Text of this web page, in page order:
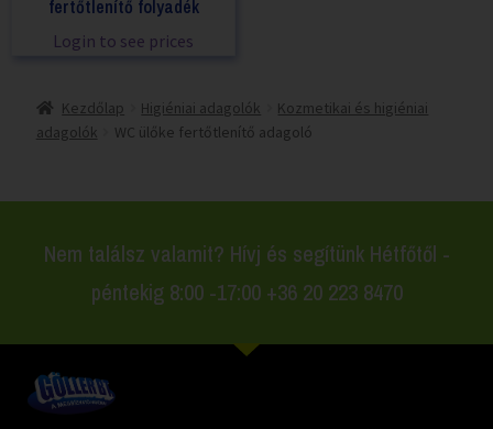
fertőtlenítő folyadék
Login to see prices
Kezdőlap Higiéniai adagolók
Kozmetikai és higiéniai
adagolók
WC ülőke fertőtlenítő adagoló
Nem találsz valamit? Hívj és segítünk Hétfőtől -
péntekig 8:00 -17:00 +36 20 223 8470